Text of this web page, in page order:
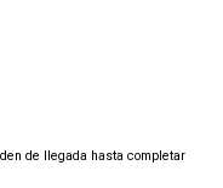
de llegada hasta completar